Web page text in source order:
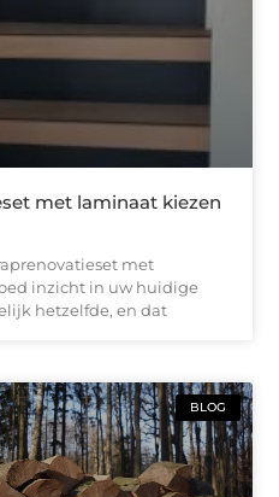
met laminaat kiezen
met
inzicht in uw huidige
hetzelfde, en dat
BLOG